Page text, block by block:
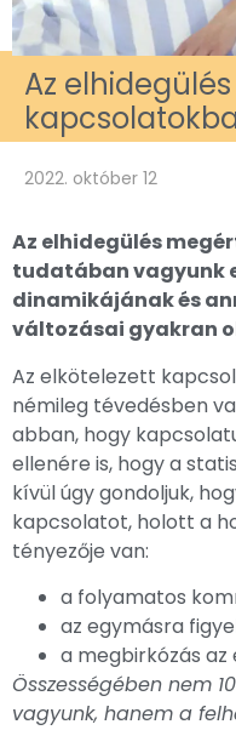
Az
2022. október 12
Az elhidegülés
tudatában vagyunk
dinamikájának és
változásai gyakran
Az elkötelezett
némileg tévedésben
abban, hogy
ellenére is, hogy a
kívül úgy gondoljuk,
kapcsolatot, holott a
tényezője van:
a folyamatos
az egymásra
a megbirkózás az
Összességében nem
vagyunk, hanem a